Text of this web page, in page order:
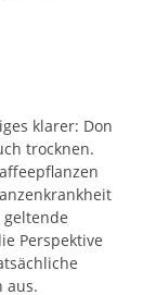
klarer: Don
trocknen.
Perspektive
aus.